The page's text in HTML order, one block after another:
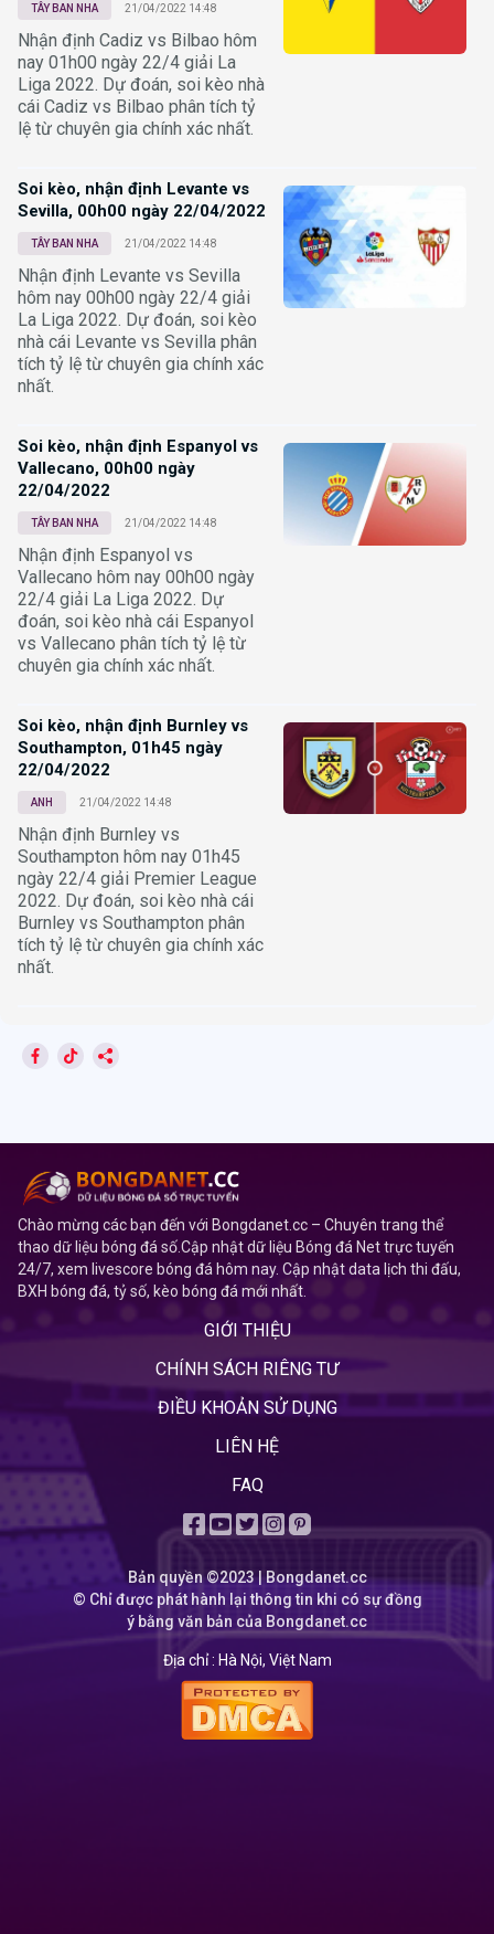
TÂY BAN NHA 21/04/2022 14:48
Nhận định Cadiz vs Bilbao hôm
nay 01h00 ngày 22/4 giải La
Liga 2022. Dự đoán, soi kèo nhà
cái Cadiz vs Bilbao phân tích tỷ
lệ từ chuyên gia chính xác nhất.
Soi kèo, nhận định Levante vs
Sevilla, 00h00 ngày 22/04/2022
TÂY BAN NHA 21/04/2022 14:48
Nhận định Levante vs Sevilla
hôm nay 00h00 ngày 22/4 giải
La Liga 2022. Dự đoán, soi kèo
nhà cái Levante vs Sevilla phân
tích tỷ lệ từ chuyên gia chính xác
nhất.
Soi kèo, nhận định Espanyol vs
Vallecano, 00h00 ngày
22/04/2022
TÂY BAN NHA 21/04/2022 14:48
Nhận định Espanyol vs
Vallecano hôm nay 00h00 ngày
22/4 giải La Liga 2022. Dự
đoán, soi kèo nhà cái Espanyol
vs Vallecano phân tích tỷ lệ từ
chuyên gia chính xác nhất.
Soi kèo, nhận định Burnley vs
Southampton, 01h45 ngày
22/04/2022
ANH 21/04/2022 14:48
Nhận định Burnley vs
Southampton hôm nay 01h45
ngày 22/4 giải Premier League
2022. Dự đoán, soi kèo nhà cái
Burnley vs Southampton phân
tích tỷ lệ từ chuyên gia chính xác
nhất.
Chào mừng các bạn đến với Bongdanet.cc – Chuyên trang thể
thao dữ liệu bóng đá số.Cập nhật dữ liệu Bóng đá Net trực tuyến
24/7, xem livescore bóng đá hôm nay. Cập nhật data lịch thi đấu,
BXH bóng đá, tỷ số, kèo bóng đá mới nhất.
GIỚI THIỆU
CHÍNH SÁCH RIÊNG TƯ
ĐIỀU KHOẢN SỬ DỤNG
LIÊN HỆ
FAQ
Bản quyền ©2023 | Bongdanet.cc
© Chỉ được phát hành lại thông tin khi có sự đồng
ý bằng văn bản của Bongdanet.cc
Địa chỉ : Hà Nội, Việt Nam